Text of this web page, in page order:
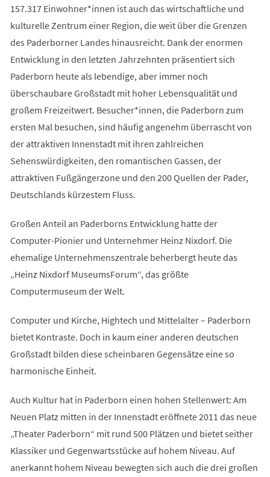
157.317 Einwohner*innen ist auch das wirtschaftliche und
kulturelle Zentrum einer Region, die weit über die Grenzen
des Paderborner Landes hinausreicht. Dank der enormen
Entwicklung in den letzten Jahrzehnten präsentiert sich
Paderborn heute als lebendige, aber immer noch
überschaubare Großstadt mit hoher Lebensqualität und
großem Freizeitwert. Besucher*innen, die Paderborn zum
ersten Mal besuchen, sind häufig angenehm überrascht von
der attraktiven Innenstadt mit ihren zahlreichen
Sehenswürdigkeiten, den romantischen Gassen, der
attraktiven Fußgängerzone und den 200 Quellen der Pader,
Deutschlands kürzestem Fluss.
Großen Anteil an Paderborns Entwicklung hatte der
Computer-Pionier und Unternehmer Heinz Nixdorf. Die
ehemalige Unternehmenszentrale beherbergt heute das
„Heinz Nixdorf MuseumsForum“, das größte
Computermuseum der Welt.
Computer und Kirche, Hightech und Mittelalter – Paderborn
bietet Kontraste. Doch in kaum einer anderen deutschen
Großstadt bilden diese scheinbaren Gegensätze eine so
harmonische Einheit.
Auch Kultur hat in Paderborn einen hohen Stellenwert: Am
Neuen Platz mitten in der Innenstadt eröffnete 2011 das neue
„Theater Paderborn“ mit rund 500 Plätzen und bietet seither
Klassiker und Gegenwartsstücke auf hohem Niveau. Auf
anerkannt hohem Niveau bewegten sich auch die drei großen